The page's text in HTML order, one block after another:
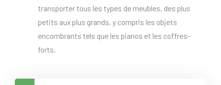
transporter tous les types de meubles, des plus
petits aux plus grands, y compris les objets
encombrants tels que les pianos et les coffres-
forts.